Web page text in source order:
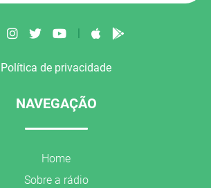
Política de privacidade
NAVEGAÇÃO
Home
Sobre a rádio